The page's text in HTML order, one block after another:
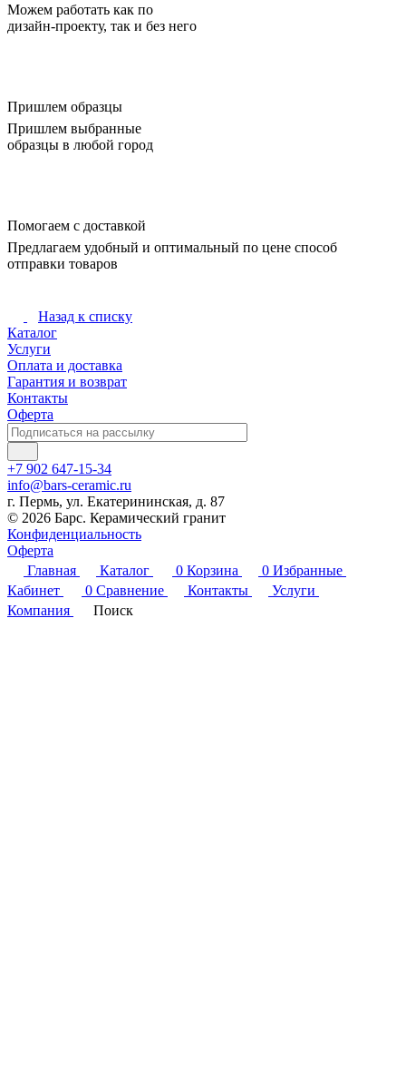
Можем работать как по
дизайн-проекту, так и без него
Пришлем образцы
Пришлем выбранные
образцы в любой город
Помогаем с доставкой
Предлагаем удобный и оптимальный по цене способ
отправки товаров
Назад к списку
Каталог
Услуги
Оплата и доставка
Гарантия и возврат
Контакты
Оферта
+7 902 647-15-34
info@bars-ceramic.ru
г. Пермь, ул. Екатерининская, д. 87
© 2026 Барс. Керамический гранит
Конфиденциальность
Оферта
Главная
Каталог 0 Корзина 0 Избранные
Кабинет
0 Сравнение Контакты
Услуги
Компания
Поиск